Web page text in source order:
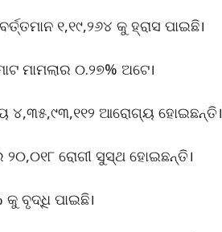
୧,୧୯,୨୬୪ କୁ ହ୍ରାସ ପାଇଛି।
ମାମଲାର ୦.୨୭% ଅଟେ।
୪,୩୫,୯୩,୧୧୨ ଆରୋଗ୍ୟ ହୋଇଛନ୍ତି।
ରୋଗୀ ସୁସ୍ଥ ହୋଇଛନ୍ତି।
ବୃଦ୍ଧି ପାଇଛି।